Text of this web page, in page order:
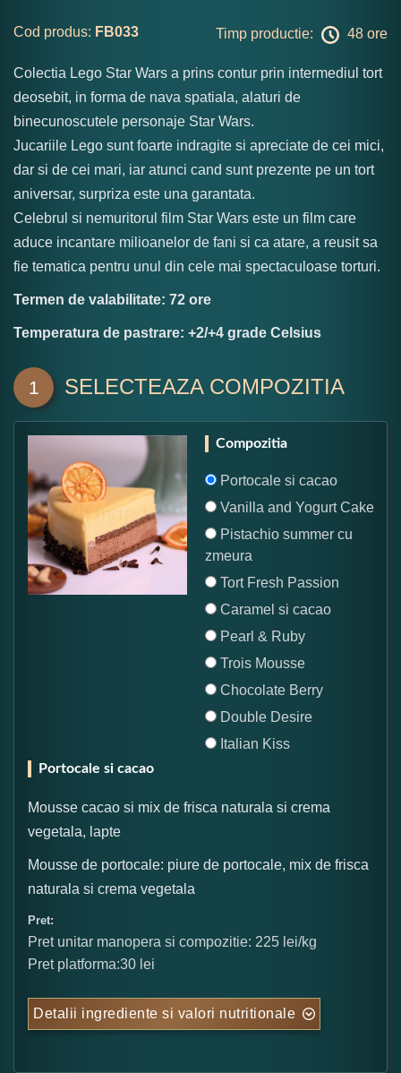
Cod produs: FB033 Timp productie: 48 ore
Colectia Lego Star Wars a prins contur prin intermediul tort
deosebit, in forma de nava spatiala, alaturi de
binecunoscutele personaje Star Wars.
Jucariile Lego sunt foarte indragite si apreciate de cei mici,
dar si de cei mari, iar atunci cand sunt prezente pe un tort
aniversar, surpriza este una garantata.
Celebrul si nemuritorul film Star Wars este un film care
aduce incantare milioanelor de fani si ca atare, a reusit sa
fie tematica pentru unul din cele mai spectaculoase torturi.
Termen de valabilitate: 72 ore
Temperatura de pastrare: +2/+4 grade Celsius
1 SELECTEAZA COMPOZITIA
Compozitia
Portocale si cacao
Vanilla and Yogurt Cake
Pistachio summer cu
zmeura
Tort Fresh Passion
Caramel si cacao
Pearl & Ruby
Trois Mousse
Chocolate Berry
Double Desire
Italian Kiss
Portocale si cacao
Mousse cacao si mix de frisca naturala si crema
vegetala, lapte
Mousse de portocale: piure de portocale, mix de frisca
naturala si crema vegetala
Pret:
Pret unitar manopera si compozitie: 225 lei/kg
Pret platforma:30 lei
Detalii ingrediente si valori nutritionale